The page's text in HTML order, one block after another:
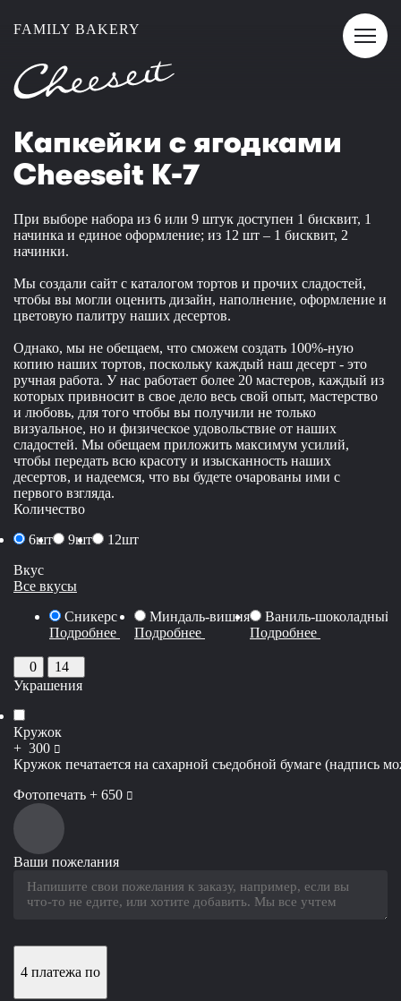
FAMILY BAKERY
Капкейки с ягодками
Cheeseit K-7
При выборе набора из 6 или 9 штук доступен 1 бисквит, 1
начинка и единое оформление; из 12 шт – 1 бисквит, 2
начинки.
Мы создали сайт с каталогом тортов и прочих сладостей,
чтобы вы могли оценить дизайн, наполнение, оформление и
цветовую палитру наших десертов.
Однако, мы не обещаем, что сможем создать 100%-ную
копию наших тортов, поскольку каждый наш десерт - это
ручная работа. У нас работает более 20 мастеров, каждый из
которых привносит в свое дело весь свой опыт, мастерство
и любовь, для того чтобы вы получили не только
визуальное, но и физическое удовольствие от наших
сладостей. Мы обещаем приложить максимум усилий,
чтобы передать всю красоту и изысканность наших
десертов, и надеемся, что вы будете очарованы ими с
первого взгляда.
Количество
6шт
9шт
12шт
Вкус
Все вкусы
Сникерс
Подробнее
Миндаль-вишня
Подробнее
Ваниль-шоколадный
Подробнее
0
14
Украшения
Кружок
+ 300 руб
Кружок печатается на сахарной съедобной бумаге (надпись
Фотопечать + 650 руб
Ваши пожелания
4 платежа по